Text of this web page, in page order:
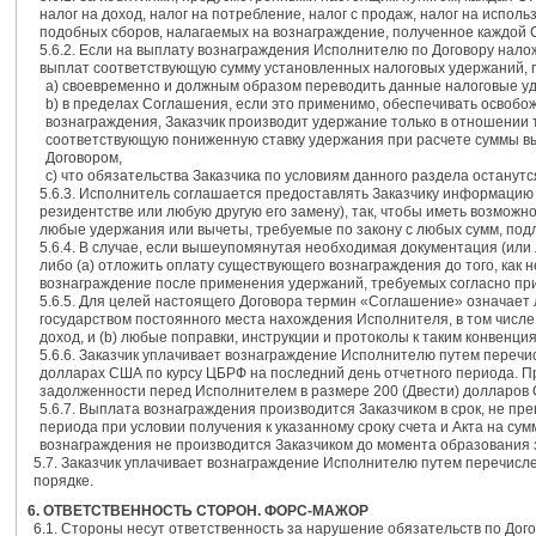
налог на доход, налог на потребление, налог с продаж, налог на
подобных сборов, налагаемых на вознаграждение, полученное каждой
5.6.2. Если на выплату вознаграждения Исполнителю по Договору
выплат соответствующую сумму установленных налоговых удержаний,
а) своевременно и должным образом переводить данные налоговые
b) в пределах Соглашения, если это применимо, обеспечивать
вознаграждения, Заказчик производит удержание только в
соответствующую пониженную ставку удержания при расчете суммы
Договором,
c) что обязательства Заказчика по условиям данного раздела
5.6.3. Исполнитель соглашается предоставлять Заказчику
резидентстве или любую другую его замену), так, чтобы иметь
любые удержания или вычеты, требуемые по закону с любых сумм,
5.6.4. В случае, если вышеупомянутая необходимая документация
либо (а) отложить оплату существующего вознаграждения до того,
вознаграждение после применения удержаний, требуемых согласно
5.6.5. Для целей настоящего Договора термин «Соглашение»
государством постоянного места нахождения Исполнителя, в том
доход, и (b) любые поправки, инструкции и протоколы к таким
5.6.6. Заказчик уплачивает вознаграждение Исполнителю путем
долларах США по курсу ЦБРФ на последний день отчетного периода.
задолженности перед Исполнителем в размере 200 (Двести)
5.6.7. Выплата вознаграждения производится Заказчиком в срок, не
периода при условии получения к указанному сроку счета и Акта на
вознаграждения не производится Заказчиком до момента
5.7. Заказчик уплачивает вознаграждение Исполнителю путем
порядке.
6. ОТВЕТСТВЕННОСТЬ СТОРОН. ФОРС-МАЖОР
6.1. Стороны несут ответственность за нарушение обязательств по